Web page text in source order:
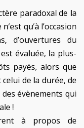
paradoxal de la
qu’à l’occasion
d’ouvertures du
évaluée, la plus-
payés, alors que
de la durée, de
évènements qui
!
à propos de